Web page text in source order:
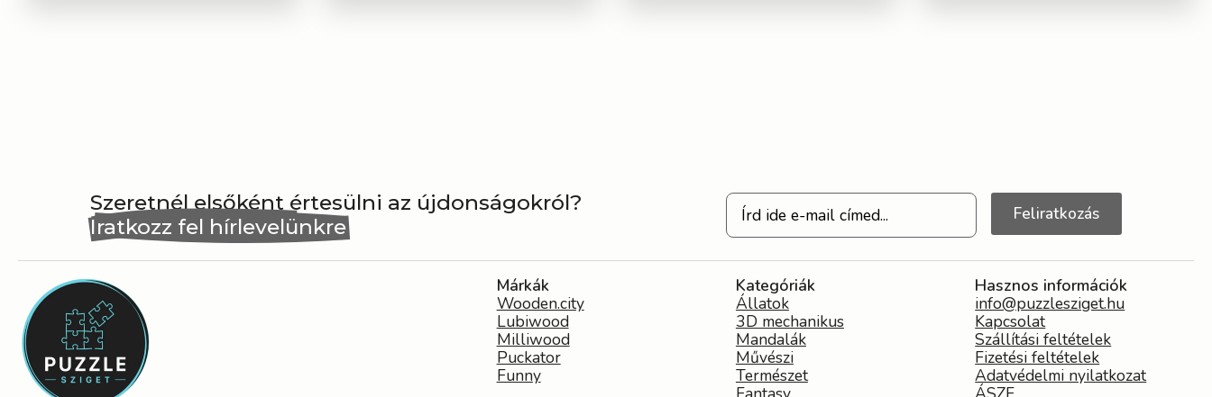
Szeretnél elsőként értesülni az újdonságokról?
Iratkozz fel hírlevelünkre
Feliratkozás
Márkák
Wooden.city
Lubiwood
Milliwood
Puckator
Funny
Kategóriák
Állatok
3D mechanikus
Mandalák
Művészi
Természet
Hasznos információk
info@puzzlesziget.hu
Kapcsolat
Szállítási feltételek
Fizetési feltételek
Adatvédelmi nyilatkozat